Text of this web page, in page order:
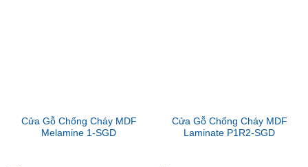
Cửa Gỗ Chống Cháy MDF
Melamine 1-SGD
Cửa Gỗ Chống Cháy MDF
Laminate P1R2-SGD